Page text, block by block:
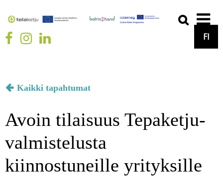
FI
Kaikki tapahtumat
Avoin tilaisuus Tepaketju-
valmistelusta
kiinnostuneille yrityksille